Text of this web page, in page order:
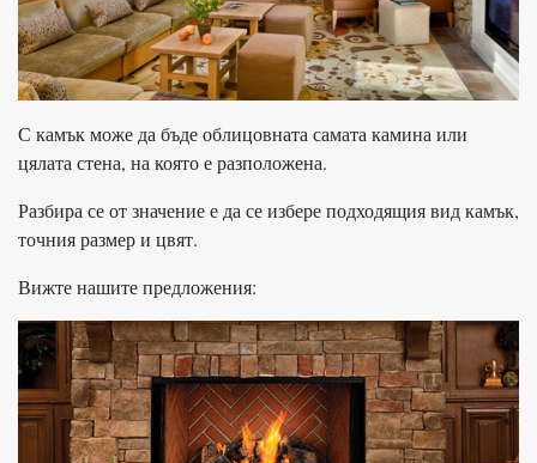
С камък може да бъде облицовната самата камина или
цялата стена, на която е разположена.
Разбира се от значение е да се избере подходящия вид камък,
точния размер и цвят.
Вижте нашите предложения: